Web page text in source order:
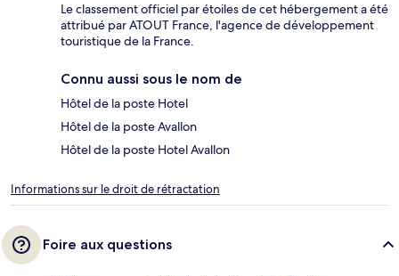
Le classement officiel par étoiles de cet hébergement a été
attribué par ATOUT France, l'agence de développement
touristique de la France.
Connu aussi sous le nom de
Hôtel de la poste Hotel
Hôtel de la poste Avallon
Hôtel de la poste Hotel Avallon
Informations sur le droit de rétractation
Foire aux questions